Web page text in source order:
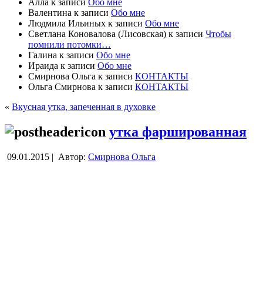
Валентина к записи Обо мне
Людмила Ильиных к записи Обо мне
Светлана Коновалова (Лисовская) к записи Чтобы
помнили потомки…
Галина к записи Обо мне
Ираида к записи Обо мне
Смирнова Ольга к записи КОНТАКТЫ
Ольга Смирнова к записи КОНТАКТЫ
« Вкусная утка, запеченная в духовке
утка фаршированная
09.01.2015 | Автор: Смирнова Ольга